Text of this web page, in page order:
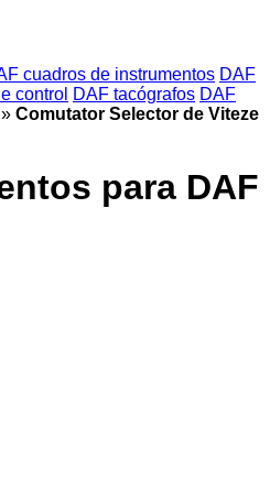
cuadros de instrumentos DAF
control DAF tacógrafos DAF
» Comutator Selector de Viteze
para DAF